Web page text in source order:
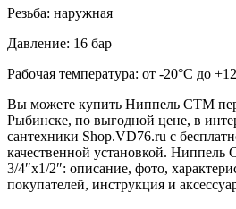
Резьба: наружная
Давление: 16 бар
Рабочая температура: от -20°С до
Вы можете купить Ниппель CTM
Рыбинске, по выгодной цене, в
сантехники Shop.VD76.ru с
качественной установкой.
3/4″х1/2″: описание, фото,
покупателей, инструкция и